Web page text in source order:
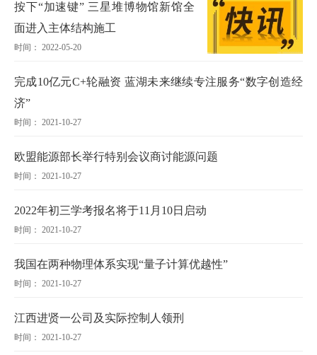
按下“加速键” 三星堆博物馆新馆全
面进入主体结构施工
时间： 2022-05-20
完成10亿元C+轮融资 蓝湖未来继续专注服务“数字创造经
济”
时间： 2021-10-27
欧盟能源部长举行特别会议商讨能源问题
时间： 2021-10-27
2022年初三学考报名将于11月10日启动
时间： 2021-10-27
我国在两种物理体系实现“量子计算优越性”
时间： 2021-10-27
江西进贤一公司及实际控制人领刑
时间： 2021-10-27